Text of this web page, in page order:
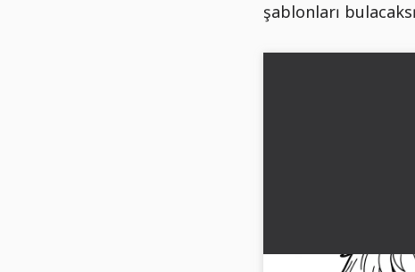
şablonları